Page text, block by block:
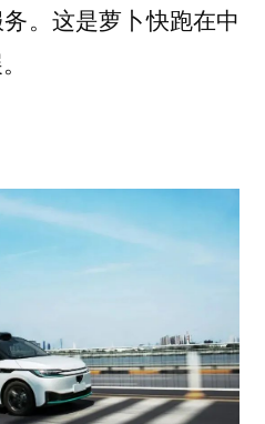
。这是萝卜快跑在中